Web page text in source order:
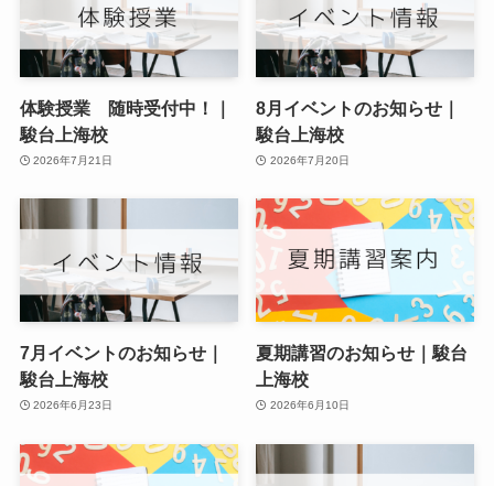
体験授業 随時受付中！｜
駿台上海校
2026年7月21日
8月イベントのお知らせ｜
駿台上海校
2026年7月20日
7月イベントのお知らせ｜
駿台上海校
2026年6月23日
夏期講習のお知らせ｜駿台
上海校
2026年6月10日